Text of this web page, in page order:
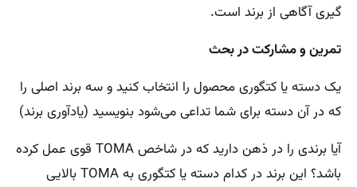
گیری آگاهی از برند است.
تمرین و مشارکت در بحث
یک دسته‌ یا کتگوری محصول را انتخاب کنید و سه برند اصلی را
که در آن دسته برای شما تداعی می‌شود بنویسید (یادآوری برند)
آیا برندی را در ذهن دارید که در شاخص TOMA قوی عمل کرده
باشد؟ این برند در کدام دسته یا کتگوری به TOMA بالایی